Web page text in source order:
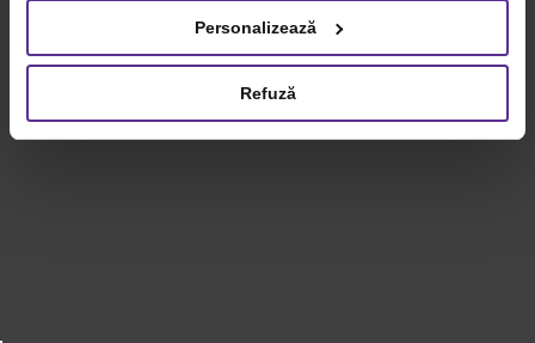
privind utilizarea modulelor cookie.Detalii
Personalizează
Refuză